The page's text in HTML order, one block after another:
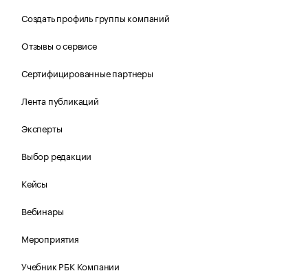
Создать профиль группы компаний
Отзывы о сервисе
Сертифицированные партнеры
Лента публикаций
Эксперты
Выбор редакции
Кейсы
Вебинары
Мероприятия
Учебник РБК Компании